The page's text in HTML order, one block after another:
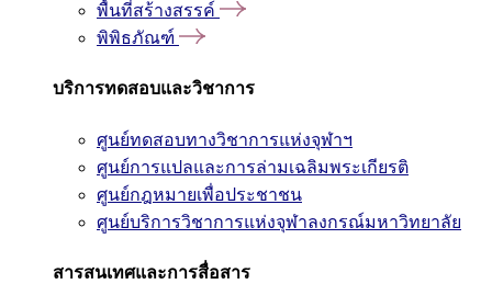
พื้นที่สร้างสรรค์
พิพิธภัณฑ์
บริการทดสอบและวิชาการ
ศูนย์ทดสอบทางวิชาการแห่งจุฬาฯ
ศูนย์การแปลและการล่ามเฉลิมพระเกียรติ
ศูนย์กฎหมายเพื่อประชาชน
ศูนย์บริการวิชาการแห่งจุฬาลงกรณ์มหาวิทยาลัย
สารสนเทศและการสื่อสาร